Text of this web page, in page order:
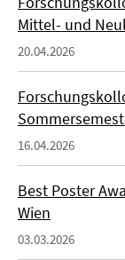
Mittel- und
20.04.2026
16.04.2026
Best Poster
Wien
03.03.2026